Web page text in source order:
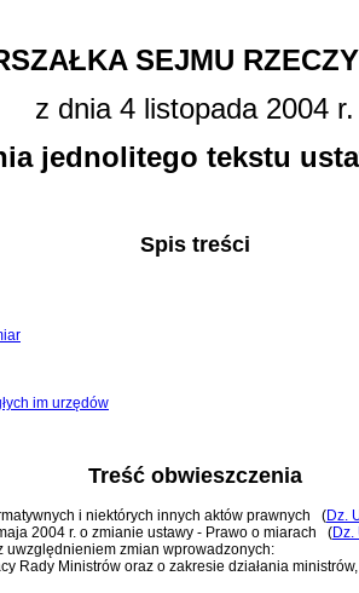
SEJMU
z dnia 4 listopada 2004 r.
jednolitego tekstu
Spis treści
im urzędów
Treść obwieszczenia
i niektórych innych aktów prawnych (Dz.
2004 r. o zmianie ustawy - Prawo o miarach (Dz.
uwzględnieniem zmian wprowadzonych:
Rady Ministrów oraz o zakresie działania